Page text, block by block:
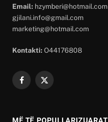
Email: hzymberi@hotmail.com
gjilani.info@gmail.com
marketing@hotmail.com
Kontakti: O44176808
Facebook
X